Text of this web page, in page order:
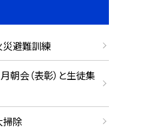
避難訓練
朝会（表彰）と生徒集
掃除